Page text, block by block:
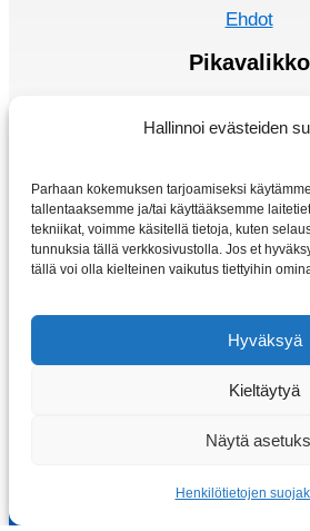
Hallinnoi evästeiden
Parhaan kokemuksen tarjoamiseksi
tallentaaksemme ja/tai käyttääksemme
tekniikat, voimme käsitellä tietoja, kuten
tunnuksia tällä verkkosivustolla. Jos et
tällä voi olla kielteinen vaikutus tiettyihin
Hyväksyä
Kieltäytyä
Näytä
Henkilötietojen
Ehdot
Pikavalikko
Kauppa
Copyright © 2026 Sahkomoottorit-